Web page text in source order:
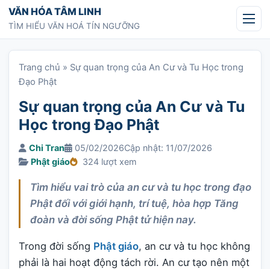
Chuyển tới nội dung
VĂN HÓA TÂM LINH
TÌM HIỂU VĂN HOÁ TÍN NGƯỠNG
Trang chủ » Sự quan trọng của An Cư và Tu Học trong
Đạo Phật
Sự quan trọng của An Cư và Tu
Học trong Đạo Phật
Chi Tran 05/02/2026Cập nhật: 11/07/2026
Phật giáo
324 lượt xem
Tìm hiểu vai trò của an cư và tu học trong đạo
Phật đối với giới hạnh, trí tuệ, hòa hợp Tăng
đoàn và đời sống Phật tử hiện nay.
Trong đời sống Phật giáo, an cư và tu học không
phải là hai hoạt động tách rời. An cư tạo nên một